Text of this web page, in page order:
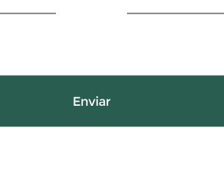
Enviar